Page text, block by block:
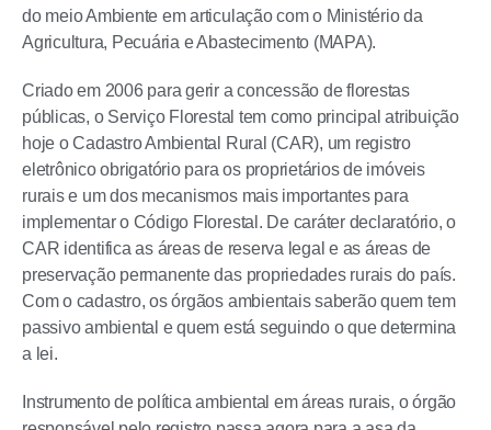
do meio Ambiente em articulação com o Ministério da
Agricultura, Pecuária e Abastecimento (MAPA).
Criado em 2006 para gerir a concessão de florestas
públicas, o Serviço Florestal tem como principal atribuição
hoje o Cadastro Ambiental Rural (CAR), um registro
eletrônico obrigatório para os proprietários de imóveis
rurais e um dos mecanismos mais importantes para
implementar o Código Florestal. De caráter declaratório, o
CAR identifica as áreas de reserva legal e as áreas de
preservação permanente das propriedades rurais do país.
Com o cadastro, os órgãos ambientais saberão quem tem
passivo ambiental e quem está seguindo o que determina
a lei.
Instrumento de política ambiental em áreas rurais, o órgão